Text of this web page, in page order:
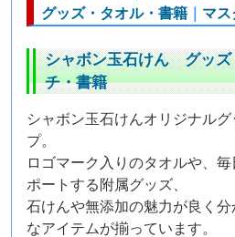
グッズ・タオル・書籍
マス
シャボン玉石けん グッズ
チ・書籍
シャボン玉石けんオリジナル
プ。
ロゴマーク入りのタオルや、
ポートする附属グッズ、
石けんや無添加の魅力が良く
なアイテムが揃っています。